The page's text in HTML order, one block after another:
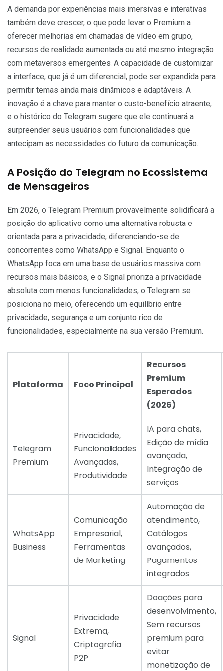
A demanda por experiências mais imersivas e interativas
também deve crescer, o que pode levar o Premium a
oferecer melhorias em chamadas de vídeo em grupo,
recursos de realidade aumentada ou até mesmo integração
com metaversos emergentes. A capacidade de customizar
a interface, que já é um diferencial, pode ser expandida para
permitir temas ainda mais dinâmicos e adaptáveis. A
inovação é a chave para manter o custo-benefício atraente,
e o histórico do Telegram sugere que ele continuará a
surpreender seus usuários com funcionalidades que
antecipam as necessidades do futuro da comunicação.
A Posição do Telegram no Ecossistema
de Mensageiros
Em 2026, o Telegram Premium provavelmente solidificará a
posição do aplicativo como uma alternativa robusta e
orientada para a privacidade, diferenciando-se de
concorrentes como WhatsApp e Signal. Enquanto o
WhatsApp foca em uma base de usuários massiva com
recursos mais básicos, e o Signal prioriza a privacidade
absoluta com menos funcionalidades, o Telegram se
posiciona no meio, oferecendo um equilíbrio entre
privacidade, segurança e um conjunto rico de
funcionalidades, especialmente na sua versão Premium.
Plataforma Foco Principal
Recursos
Premium
Esperados
(2026)
Telegram
Premium
Privacidade,
Funcionalidades
Avançadas,
Produtividade
IA para chats,
Edição de mídia
avançada,
Integração de
serviços
WhatsApp
Business
Comunicação
Empresarial,
Ferramentas
de Marketing
Automação de
atendimento,
Catálogos
avançados,
Pagamentos
integrados
Signal
Privacidade
Extrema,
Criptografia
P2P
Doações para
desenvolvimento,
Sem recursos
premium para
evitar
monetização de